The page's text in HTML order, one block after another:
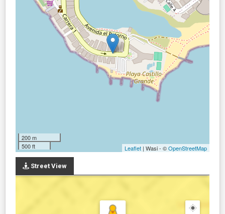
200 m
500 ft
Leaflet | Wasi - ©OpenStreetMap
Street View